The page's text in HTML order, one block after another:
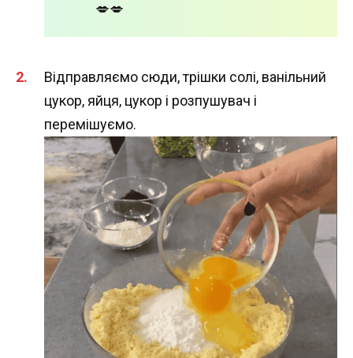
💋💋
Відправляємо сюди, трішки солі, ванільний
цукор, яйця, цукор і розпушувач і
перемішуємо.